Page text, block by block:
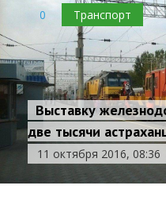
0 Транспорт
Выставку
две тысячи
11 октября 2016, 08:36